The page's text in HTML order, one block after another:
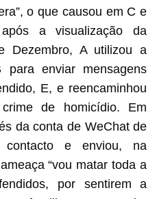
o que causou em C e
a visualização da
Dezembro, A utilizou a
enviar mensagens
E, e reencaminhou
de homicídio. Em
da conta de WeChat de
e enviou, na
“vou matar toda a
por sentirem a